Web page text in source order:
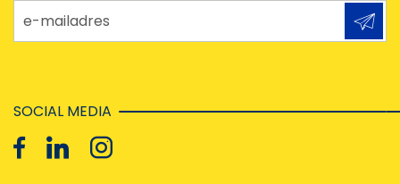
e-mailadres
SOCIAL MEDIA